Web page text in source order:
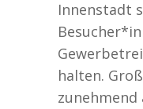
Innenstadt
halten.
zunehmend